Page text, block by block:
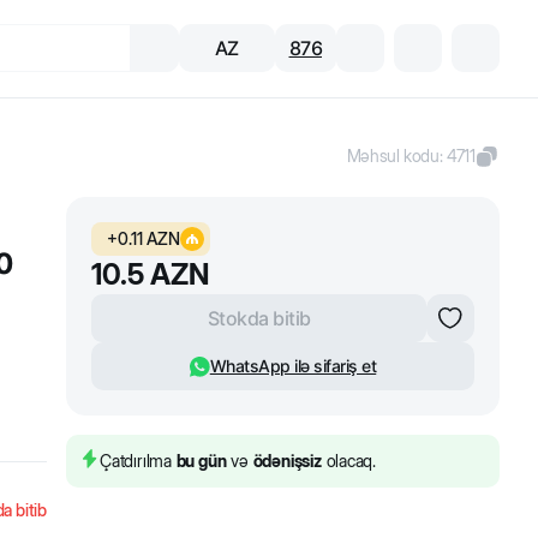
AZ 876
Məhsul kodu:4711
bitib
+0.11AZN
10.5AZN
Stokda bitib
WhatsApp ilə sifariş et
Çatdırılma bu günvə ödənişsizolacaq.